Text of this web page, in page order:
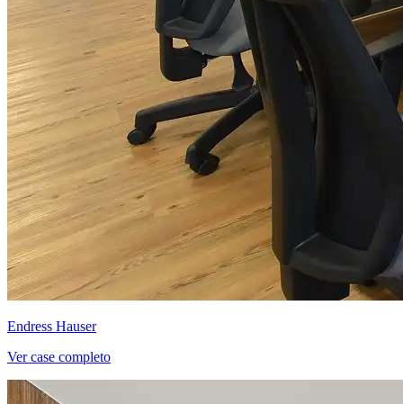
Endress Hauser
Ver case completo